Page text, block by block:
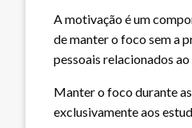
A motivação é um
de manter o foco sem a
pessoais relacionados ao
Manter o foco durante
exclusivamente aos